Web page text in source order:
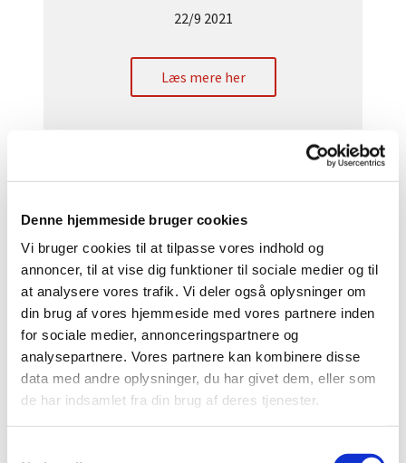
Denne hjemmeside bruger cookies
Vi bruger cookies til at tilpasse vores indhold og
annoncer, til at vise dig funktioner til sociale medier og til
at analysere vores trafik. Vi deler også oplysninger om
din brug af vores hjemmeside med vores partnere inden
for sociale medier, annonceringspartnere og
analysepartnere. Vores partnere kan kombinere disse
data med andre oplysninger, du har givet dem, eller som
de har indsamlet fra din brug af deres tjenester.
22/9 2021
Læs mere her
Beslutningsprotokol ordinært
Menighedsrådsmøde
24/8 2021